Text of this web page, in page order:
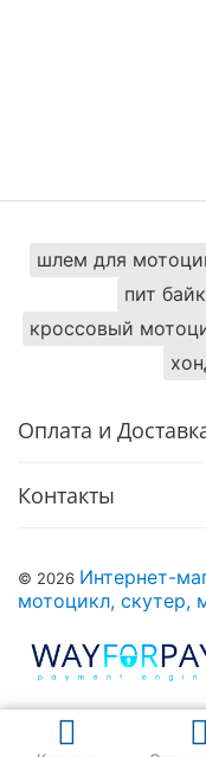
шлем для
пит байк
кроссовый
Оплата и
Контакты
© 2026 Интернет-
мотоцикл, скутер,